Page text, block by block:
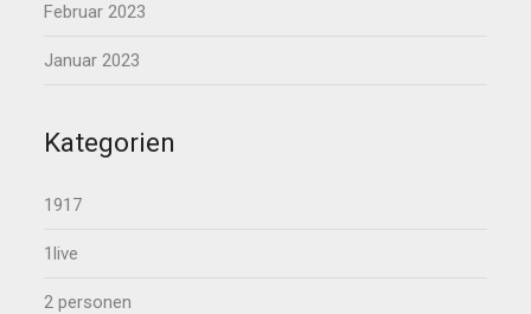
Februar 2023
Januar 2023
Kategorien
1917
1live
2 personen